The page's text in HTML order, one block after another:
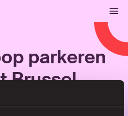
parkeren
Brussel